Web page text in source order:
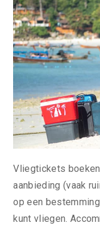
Vliegtickets
aanbieding (vaak
op een
kunt vliegen.